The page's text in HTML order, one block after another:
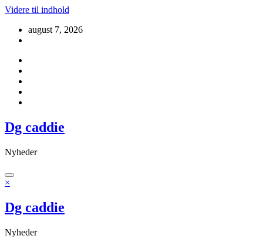
Videre til indhold
august 7, 2026
Dg caddie
Nyheder
×
Dg caddie
Nyheder